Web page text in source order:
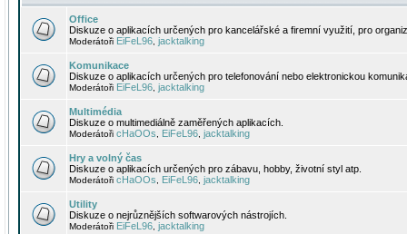
Office
Diskuze o aplikacích určených pro kancelářské a firemní využití, pro
Moderátoři EiFeL96 jacktalking
Komunikace
Diskuze o aplikacích určených pro telefonování nebo elektronickou
Moderátoři EiFeL96 jacktalking
Multimédia
Diskuze o multimediálně zaměřených aplikacích.
Moderátoři cHaOOs EiFeL96 jacktalking
Hry a volný čas
Diskuze o aplikacích určených pro zábavu, hobby, životní styl atp.
Moderátoři cHaOOs EiFeL96 jacktalking
Utility
Diskuze o nejrůznějších softwarových nástrojích.
Moderátoři EiFeL96 jacktalking